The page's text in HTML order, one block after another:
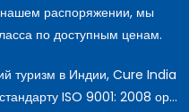
распоряжении, мы
по доступным ценам.
туризм в Индии, Cure India
ISO 9001: 2008 ор...